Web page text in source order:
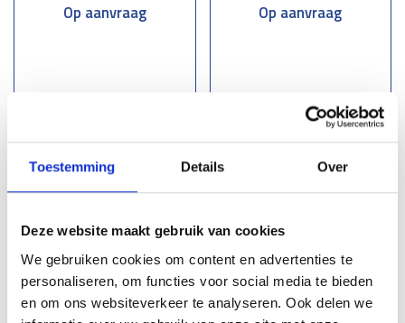
Toestemming Details Over
Deze website maakt gebruik van cookies
We gebruiken cookies om content en advertenties te
personaliseren, om functies voor social media te bieden
en om ons websiteverkeer te analyseren. Ook delen we
Op aanvraag Op aanvraag
Lees meer